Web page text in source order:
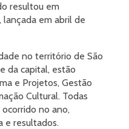
resultou em
em abril de
no território de São
da capital, estão
e Projetos, Gestão
Cultural. Todas
no ano,
e resultados.